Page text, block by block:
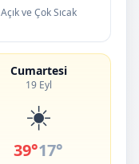
Açık ve Çok Sıcak
Cumartesi
19 Eyl
☀️
39°17°